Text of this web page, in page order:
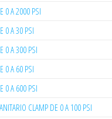
0 A 2000 PSI
0 A 30 PSI
0 A 300 PSI
0 A 60 PSI
0 A 600 PSI
CLAMP DE 0 A 100 PSI